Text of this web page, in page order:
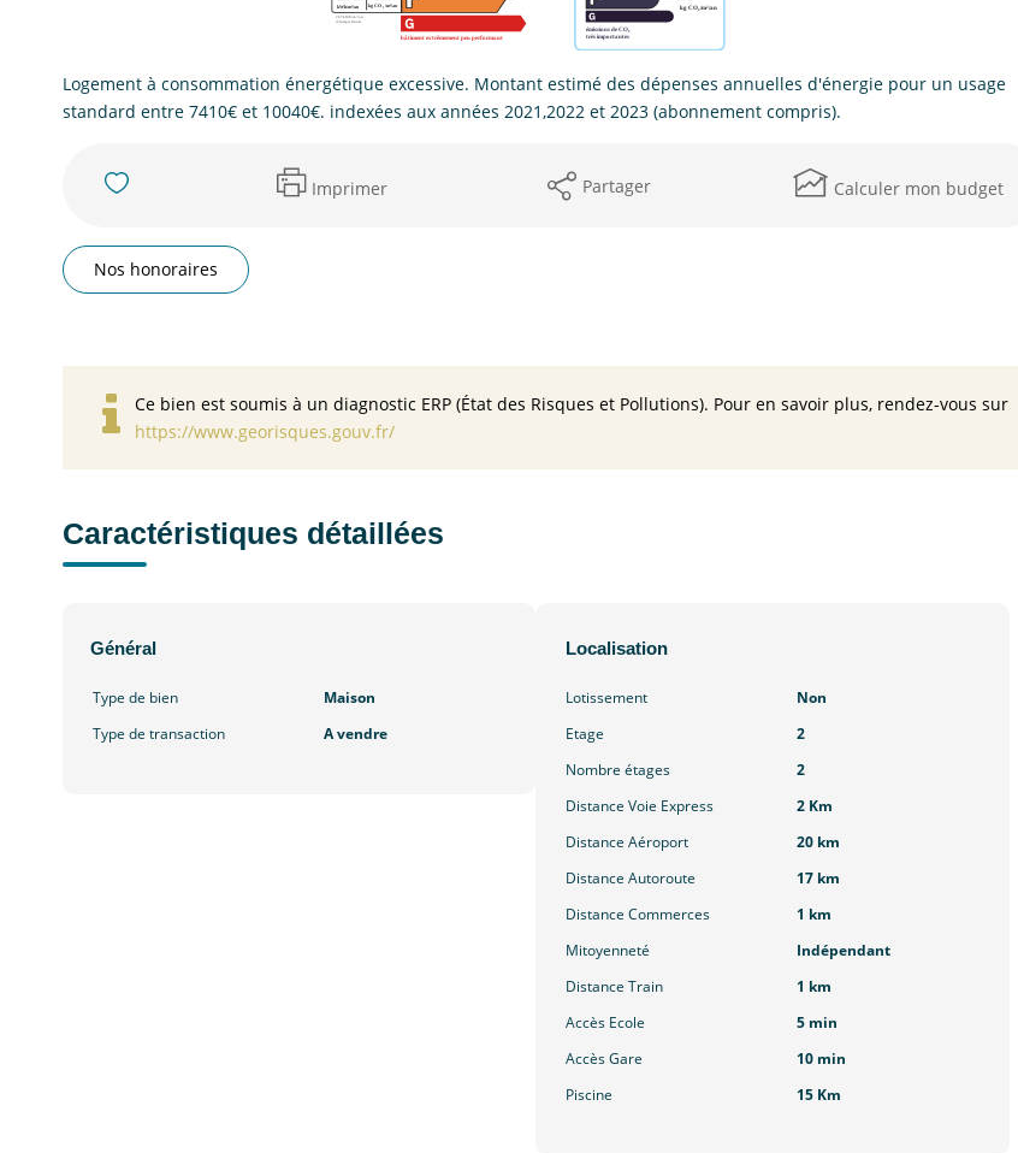
Logement à consommation énergétique excessive. Montant estimé des dépenses annuelles d'énergie pour un usage
standard entre 7410€ et 10040€. indexées aux années 2021,2022 et 2023 (abonnement compris).
Imprimer Partager Calculer mon budget
Nos honoraires
Ce bien est soumis à un diagnostic ERP (État des Risques et Pollutions). Pour en savoir plus, rendez-vous sur
https://www.georisques.gouv.fr/
Caractéristiques détaillées
Général
Type de bien
Maison
Type de transaction
A vendre
Localisation
Lotissement
Non
Etage
2
Nombre étages
2
Distance Voie Express
2 Km
Distance Aéroport
20 km
Distance Autoroute
17 km
Distance Commerces
1 km
Mitoyenneté
Indépendant
Distance Train
1 km
Accès Ecole
5 min
Accès Gare
10 min
Piscine
15 Km